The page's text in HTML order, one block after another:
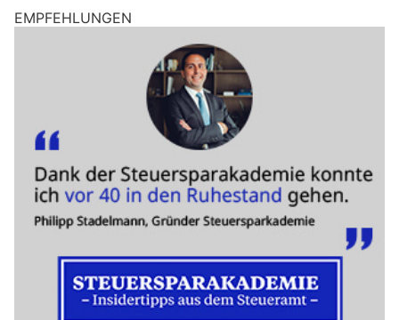
EMPFEHLUNGEN